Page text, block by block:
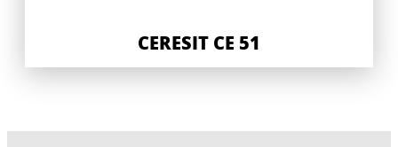
CERESIT CE 51